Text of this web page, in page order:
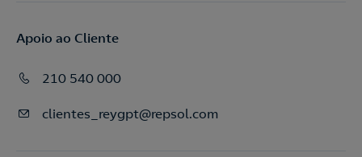
Apoio ao Cliente
210 540 000
clientes_reygpt@repsol.com